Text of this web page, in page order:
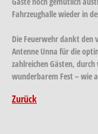
Fahrzeughalle wieder in
Die Feuerwehr dankt den
Antenne Unna für die
zahlreichen Gästen, durch
wunderbarem Fest – wie
Zurück